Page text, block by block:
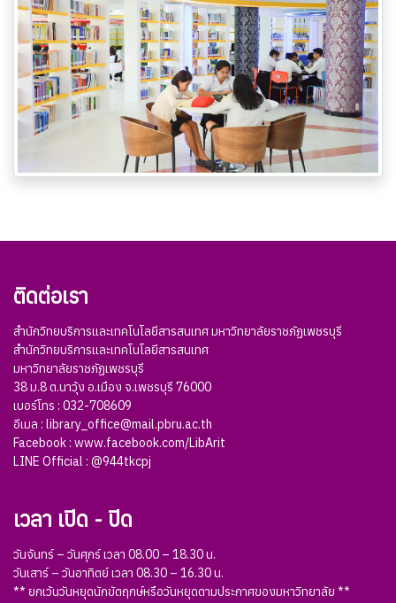
ติดต่อเรา
สำนักวิทยบริการและเทคโนโลยีสารสนเทศ มหาวิทยาลัยราชภัฏเพชรบุรี
สำนักวิทยบริการและเทคโนโลยีสารสนเทศ
มหาวิทยาลัยราชภัฏเพชรบุรี
38 ม.8 ต.นาวุ้ง อ.เมือง จ.เพชรบุรี 76000
เบอร์โทร : 032-708609
อีเมล : library_office@mail.pbru.ac.th
Facebook : www.facebook.com/LibArit
LINE Official : @944tkcpj
เวลา เปิด - ปิด
วันจันทร์ – วันศุกร์ เวลา 08.00 – 18.30 น.
วันเสาร์ – วันอาทิตย์ เวลา 08.30 – 16.30 น.
** ยกเว้นวันหยุดนักขัตฤกษ์หรือวันหยุดตามประกาศของมหาวิทยาลัย **